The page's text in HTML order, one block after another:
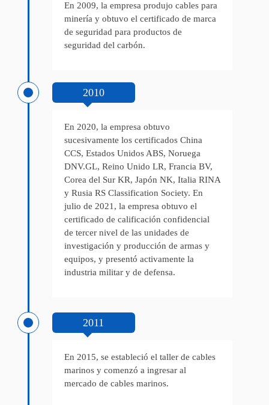
En 2009, la empresa produjo cables para
minería y obtuvo el certificado de marca
de seguridad para productos de
seguridad del carbón.
2010
En 2020, la empresa obtuvo
sucesivamente los certificados China
CCS, Estados Unidos ABS, Noruega
DNV.GL, Reino Unido LR, Francia BV,
Corea del Sur KR, Japón NK, Italia RINA
y Rusia RS Classification Society. En
julio de 2021, la empresa obtuvo el
certificado de calificación confidencial
de tercer nivel de las unidades de
investigación y producción de armas y
equipos, y presentó activamente la
industria militar y de defensa.
2011
En 2015, se estableció el taller de cables
marinos y comenzó a ingresar al
mercado de cables marinos.